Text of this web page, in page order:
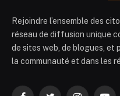
Rejoindre l’ensemble des
réseau de diffusion unique
de sites web, de blogues, et
la communauté et dans les